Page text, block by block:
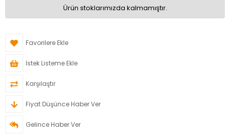
Ürün stoklarımızda kalmamıştır.
Favorilere Ekle
İstek Listeme Ekle
Karşılaştır
Fiyat Düşünce Haber Ver
Gelince Haber Ver